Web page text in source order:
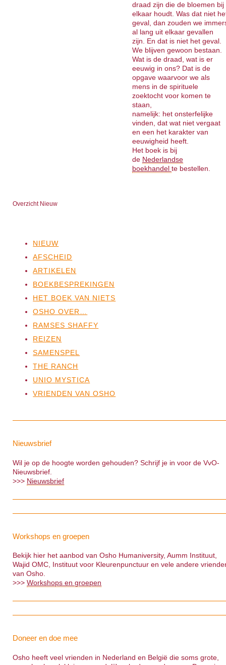
draad zijn die de bloemen bij
elkaar houdt. Was dat niet
geval, dan zouden we
al lang uit elkaar gevallen
zijn. En dat is niet het geval.
We blijven gewoon bestaan.
Wat is de draad, wat is er
eeuwig in ons? Dat is de
opgave waarvoor we als
mens in de spirituele
zoektocht voor komen te
staan,
namelijk: het onsterfelijke
vinden, dat wat niet vergaat
en een het karakter van
eeuwigheid heeft.
Het boek is bij
de Nederlandse
boekhandel te bestellen.
Overzicht Nieuw
NIEUW
AFSCHEID
ARTIKELEN
BOEKBESPREKINGEN
HET BOEK VAN NIETS
OSHO OVER…
RAMSES SHAFFY
REIZEN
SAMENSPEL
THE RANCH
UNIO MYSTICA
VRIENDEN VAN OSHO
Nieuwsbrief
Wil je op de hoogte worden gehouden? Schrijf je in voor de VvO-
Nieuwsbrief.
>>> Nieuwsbrief
Workshops en groepen
Bekijk hier het aanbod van Osho Humaniversity, Aumm Instituut,
Wajid OMC, Instituut voor Kleurenpunctuur en vele andere
van Osho.
>>>Workshops en groepen
Doneer en doe mee
Osho heeft veel vrienden in Nederland en België die soms grote,